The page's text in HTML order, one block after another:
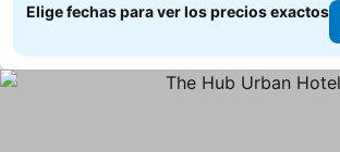
Elige fechas para ver los precios exactos